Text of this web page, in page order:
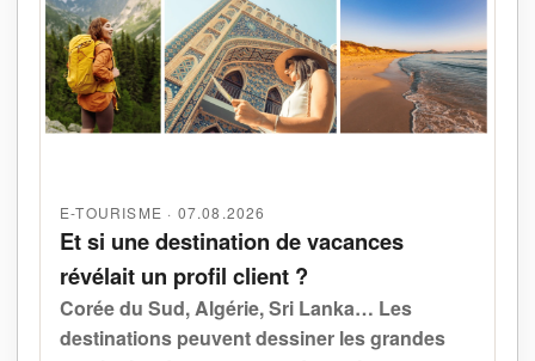
E-TOURISME · 07.08.2026
Et si une destination de vacances
révélait un profil client ?
Corée du Sud, Algérie, Sri Lanka… Les
destinations peuvent dessiner les grandes